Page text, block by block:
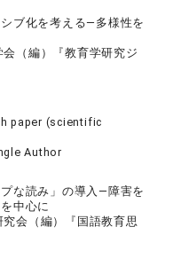
ブ化を考える―多様性を
（編）『教育学研究ジ
paper (scientific
Author
な読み」の導入―障害を
中心に
究会（編）『国語教育思